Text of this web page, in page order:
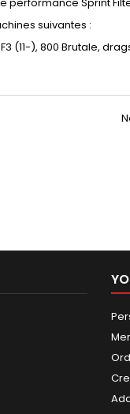
suivantes :
(11-), 800 Brutale,